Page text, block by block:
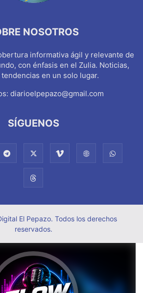
NOSOTROS
informativa ágil y relevante de
con énfasis en el Zulia. Noticias,
en un solo lugar.
diarioelpepazo@gmail.com
SÍGUENOS
El Pepazo. Todos los derechos
reservados.